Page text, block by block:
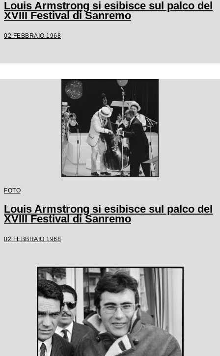
Louis Armstrong si esibisce sul palco del
XVIII Festival di Sanremo
02 FEBBRAIO 1968
FOTO
Louis Armstrong si esibisce sul palco del
XVIII Festival di Sanremo
02 FEBBRAIO 1968